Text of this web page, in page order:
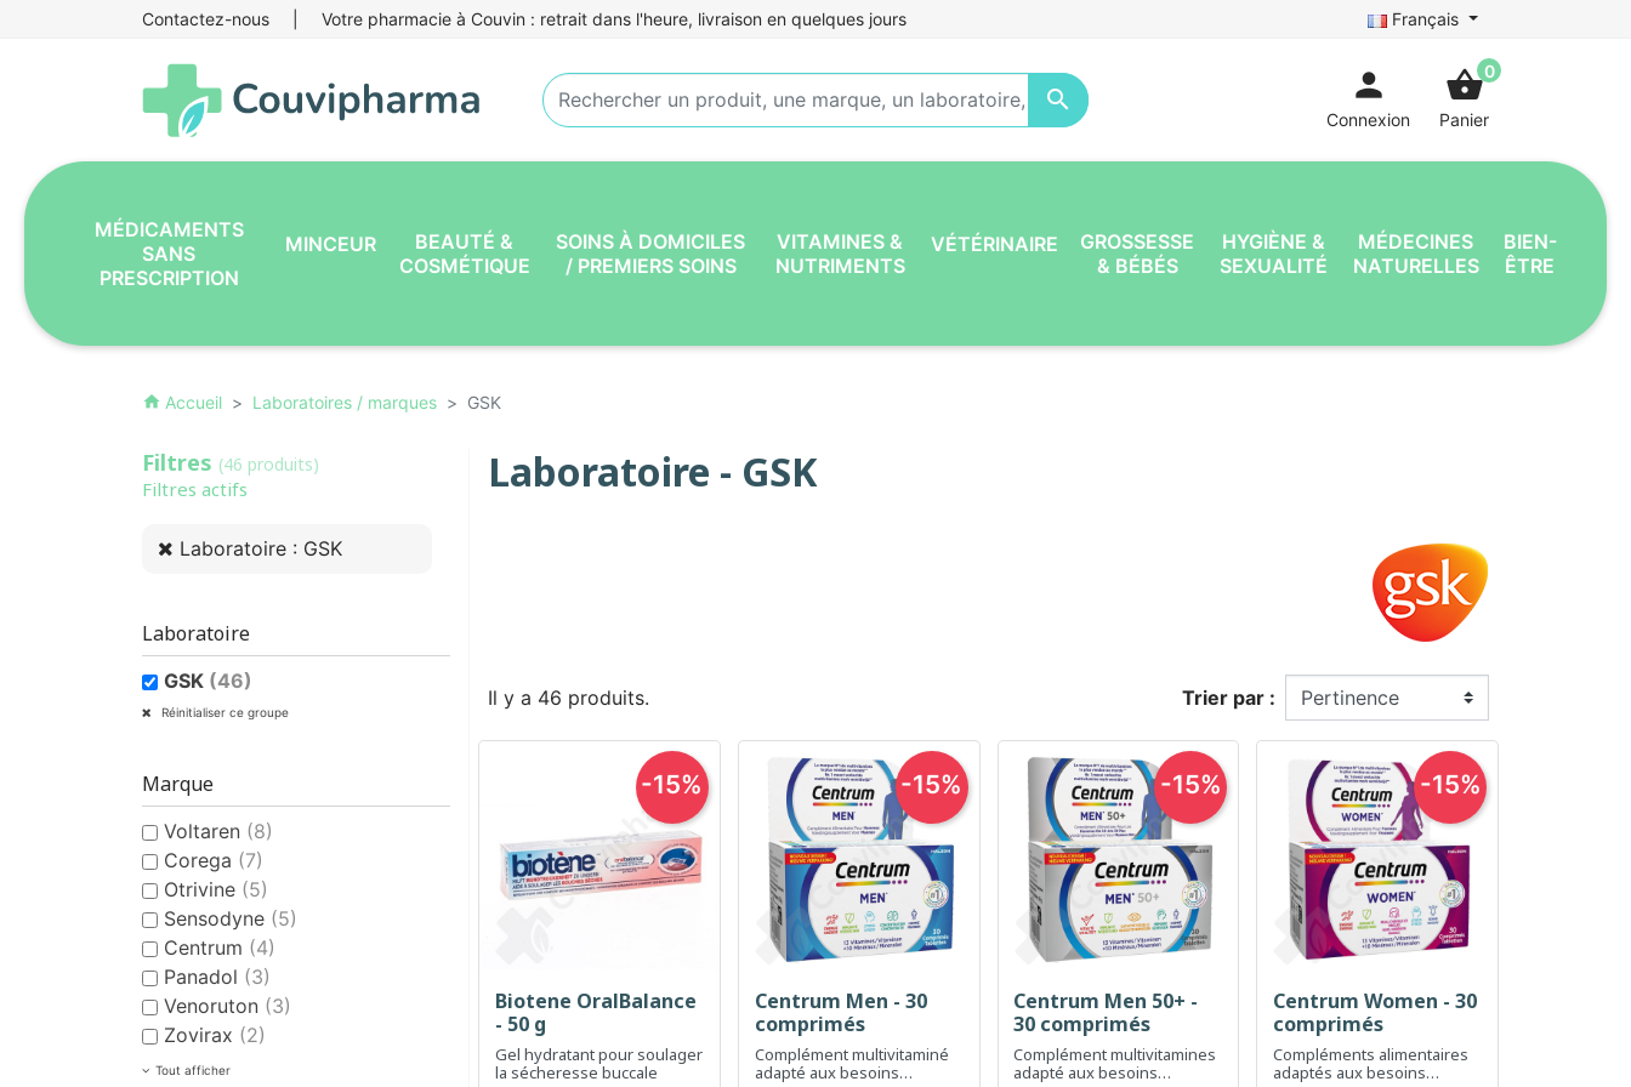
Contactez-nous Votre pharmacie à Couvin : retrait dans l'heure, livraison en quelques jours Français
 person
Connexion
shopping_basket0
Panier
MÉDICAMENTS
SANS
PRESCRIPTION
MINCEUR
BEAUTÉ &
COSMÉTIQUE
SOINS À DOMICILES
/ PREMIERS SOINS
VITAMINES &
NUTRIMENTS
VÉTÉRINAIRE
GROSSESSE
& BÉBÉS
HYGIÈNE &
SEXUALITÉ
MÉDECINES
NATURELLES
BIEN-
ÊTRE
home Accueil Laboratoires / marques GSK
Filtres (46 produits)
Filtres actifs
Laboratoire : GSK
Laboratoire
GSK (46)
Réinitialiser ce groupe
Marque
Voltaren (8)
Corega (7)
Otrivine (5)
Sensodyne (5)
Centrum (4)
Panadol (3)
Venoruton (3)
Zovirax (2)
Tout afficher
Laboratoire - GSK
Il y a 46 produits. Trier par :
Aperçu rapide
Biotene OralBalance
- 50 g
Gel hydratant pour soulager
la sécheresse buccale
-15%
Aperçu rapide
Centrum Men - 30
comprimés
Complément multivitaminé
adapté aux besoins
-15%
Aperçu rapide
Centrum Men 50+ -
30 comprimés
Complément multivitamines
adapté aux besoins
-15%
Aperçu rapide
Centrum Women - 30
comprimés
Compléments alimentaires
adaptés aux besoins
-15%